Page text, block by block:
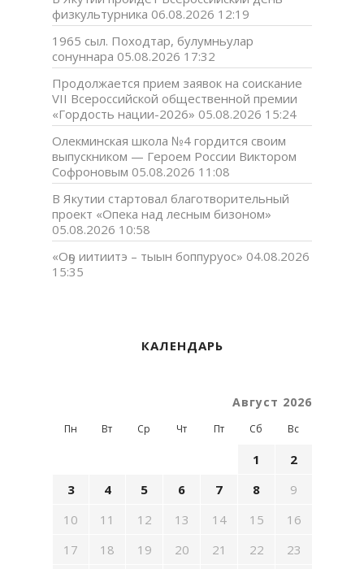
физкультурника 06.08.2026 12:19
1965 сыл. Походтар, булумньулар
сонуннара 05.08.2026 17:32
Продолжается прием заявок на соискание
VII Всероссийской общественной премии
«Гордость нации-2026» 05.08.2026 15:24
Олекминская школа №4 гордится своим
выпускником — Героем России Виктором
Софроновым 05.08.2026 11:08
В Якутии стартовал благотворительный
проект «Опека над лесным бизоном»
05.08.2026 10:58
«Оҕо иитиитэ – тыын боппуруос» 04.08.2026
15:35
КАЛЕНДАРЬ
Август 2026
Пн Вт Ср Чт Пт Сб Вс
1
2
3
4 5 6 7 8
9
10
11 12 13 14 15
16
17
18 19 20 21 22
23